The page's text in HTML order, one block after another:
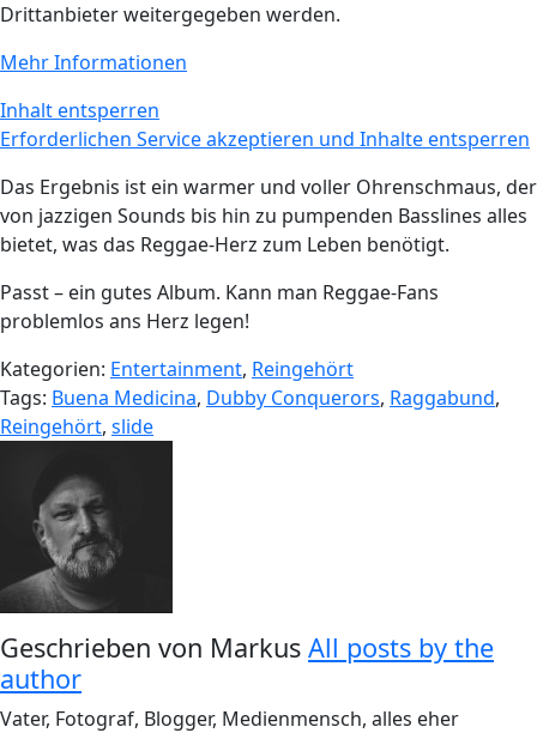
Drittanbieter weitergegeben werden.
Mehr Informationen
Inhalt entsperren
Erforderlichen Service akzeptieren und Inhalte entsperren
Das Ergebnis ist ein warmer und voller Ohrenschmaus, der
von jazzigen Sounds bis hin zu pumpenden Basslines alles
bietet, was das Reggae-Herz zum Leben benötigt.
Passt – ein gutes Album. Kann man Reggae-Fans
problemlos ans Herz legen!
Kategorien: Entertainment, Reingehört
Tags: Buena Medicina, Dubby Conquerors, Raggabund,
Reingehört, slide
Geschrieben von Markus All posts by the
author
Vater, Fotograf, Blogger, Medienmensch, alles eher